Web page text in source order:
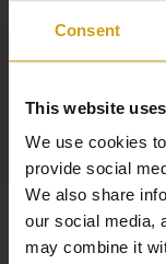
Consent
This website
We use cookies
provide social
We also share
our social media,
may combine it